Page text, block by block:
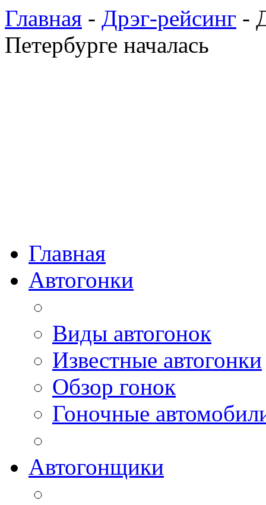
Главная - Дрэг-рейсинг -
Петербурге началась
Главная
Автогонки
Виды автогонок
Известные автогонки
Обзор гонок
Гоночные
Автогонщики